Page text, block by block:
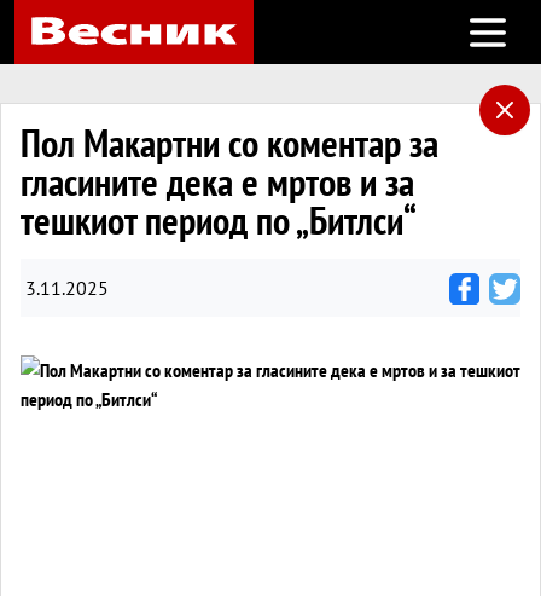
Open
Пол Макартни со коментар за
гласините дека е мртов и за
тешкиот период по „Битлси“
3.11.2025